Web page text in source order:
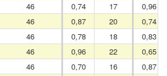
46 0,74 17
0,96
46 0,87 20
0,74
46 0,78 18
0,83
46 0,96 22
0,65
46 0,70 16 0,87